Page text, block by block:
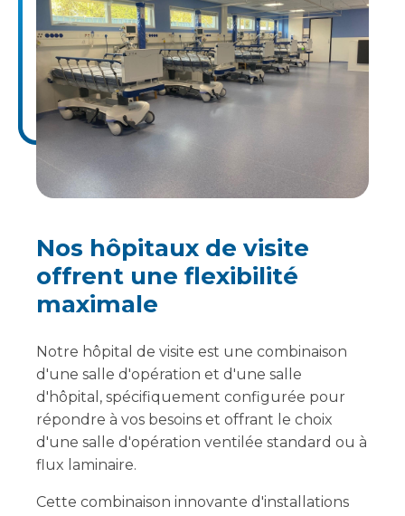
Nos hôpitaux de visite
offrent une flexibilité
maximale
Notre hôpital de visite est une combinaison
d'une salle d'opération et d'une salle
d'hôpital, spécifiquement configurée pour
répondre à vos besoins et offrant le choix
d'une salle d'opération ventilée standard ou à
flux laminaire.
Cette combinaison innovante d'installations